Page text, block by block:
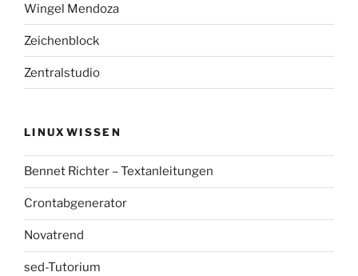
Wingel Mendoza
Zeichenblock
Zentralstudio
LINUXWISSEN
Bennet Richter – Textanleitungen
Crontabgenerator
Novatrend
sed-Tutorium